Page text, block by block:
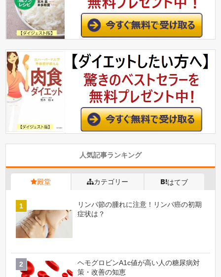
人気記事ランキング
殿堂 カテゴリー はてブ
リンパ節の腫れに注意！リンパ癌の初期
症状は？
ヘモグロビンA1c値が高い人の糖尿病対
策・改善の知恵